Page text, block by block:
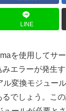
LINE
を使用してサ
エラーが発生
変換モジュー
でしょう。こ